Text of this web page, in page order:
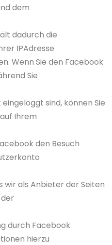
dem
dadurch die
IPAdresse
Wenn Sie den Facebook
Sie
sind, können Sie
Ihrem
den Besuch
wir als Anbieter der Seiten
durch Facebook
hierzu